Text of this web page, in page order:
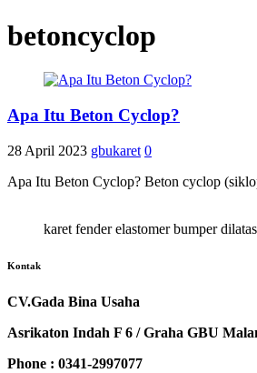
betoncyclop
Apa Itu Beton Cyclop?
28 April 2023 gbukaret 0
Apa Itu Beton Cyclop? Beton cyclop
karet fender elastomer bumper
Kontak
CV.Gada Bina Usaha
Asrikaton Indah F 6 / Graha GBU
Phone : 0341-2997077